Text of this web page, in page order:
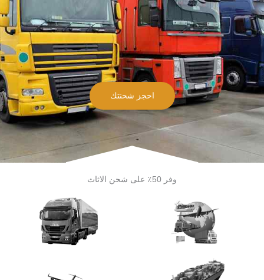
احجز شحنتك
وفر 50٪ على شحن الاثاث